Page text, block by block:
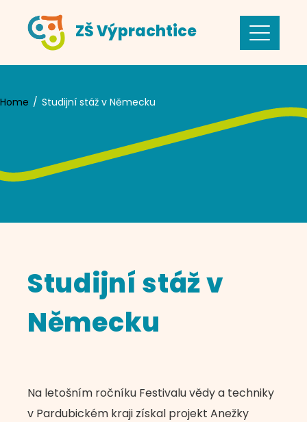
content
ZŠ Výprachtice
Home Studijní stáž v Německu
Studijní stáž v
Německu
Na letošním ročníku Festivalu vědy a techniky
v Pardubickém kraji získal projekt Anežky